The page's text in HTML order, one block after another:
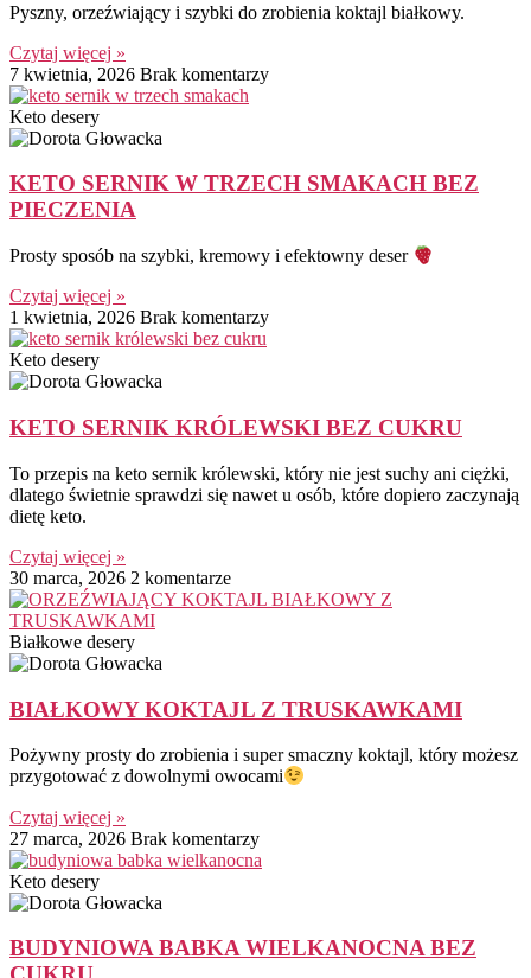
Pyszny, orzeźwiający i szybki do zrobienia koktajl białkowy.
Czytaj więcej »
7 kwietnia, 2026 Brak komentarzy
Keto desery
KETO SERNIK W TRZECH SMAKACH BEZ
PIECZENIA
Prosty sposób na szybki, kremowy i efektowny deser
Czytaj więcej »
1 kwietnia, 2026 Brak komentarzy
Keto desery
KETO SERNIK KRÓLEWSKI BEZ CUKRU
To przepis na keto sernik królewski, który nie jest suchy ani ciężki,
dlatego świetnie sprawdzi się nawet u osób, które dopiero zaczynają
dietę keto.
Czytaj więcej »
30 marca, 2026 2 komentarze
Białkowe desery
BIAŁKOWY KOKTAJL Z TRUSKAWKAMI
Pożywny prosty do zrobienia i super smaczny koktajl, który możesz
przygotować z dowolnymi owocami
Czytaj więcej »
27 marca, 2026 Brak komentarzy
Keto desery
BUDYNIOWA BABKA WIELKANOCNA BEZ